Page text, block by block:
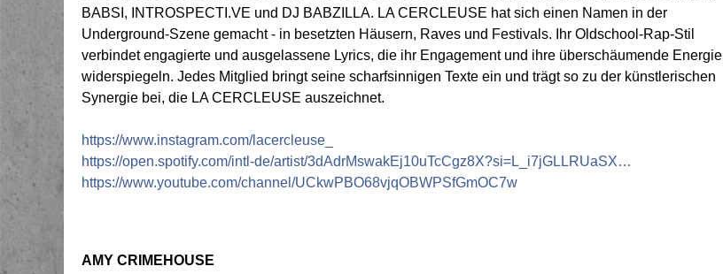
BABSI, INTROSPECTI.VE und DJ BABZILLA. LA CERCLEUSE hat sich einen Namen in der
Underground-Szene gemacht - in besetzten Häusern, Raves und Festivals. Ihr Oldschool-Rap-Stil
verbindet engagierte und ausgelassene Lyrics, die ihr Engagement und ihre überschäumende Energie
widerspiegeln. Jedes Mitglied bringt seine scharfsinnigen Texte ein und trägt so zu der künstlerischen
Synergie bei, die LA CERCLEUSE auszeichnet.
https://www.instagram.com/lacercleuse_
https://open.spotify.com/intl-de/artist/3dAdrMswakEj10uTcCgz8X?si=L_i7jGLLRUaSX…
https://www.youtube.com/channel/UCkwPBO68vjqOBWPSfGmOC7w
AMY CRIMEHOUSE